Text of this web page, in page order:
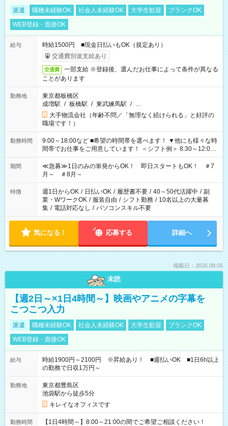
派遣 職種未経験OK 社会人未経験OK 大学生歓迎
ブランクOK
WEB登録・面接OK
給与
時給1500円 ■現金日払いもOK（規定あり）
交通費別途支給あり
交通費
一部支給 ※登録後、選んだお仕事によって条件が異なる
ことがあります
勤務地
東京都板橋区
成増駅 / 板橋駅 / 東武練馬駅 / …
大手物流会社（年齢不問／「無理なく続けられる」と好評の
職場です！）
勤務時間
9:00～18:00など ■希望の時間帯を選べます！ ▼他にも様々な時
間帯でお仕事をご用意しています！ ＜シフト例＞ 8:30～12:00
17:00～22:00 13:00～22:00 22:00～翌6:00 など
期間
≪急募≫1日のみの単発からOK！ 即日スタートもOK！ ＃7
月～ ＃8月～
特徴 週1日からOK / 日払いOK / 履歴書不要 / 40～50代活躍中 / 副
業・WワークOK / 服装自由 / シフト勤務 / 10名以上の大量募
集 / 電話対応なし / パソコンスキル不要
気になる！ 応募する 詳細へ
掲載日：2026.08.05
未読
【週2日～×1日4時間～】映画やアニメの字幕を
こつこつ入力
派遣 職種未経験OK 社会人未経験OK 大学生歓迎
ブランクOK
WEB登録・面接OK
給与
時給1900円～2100円 ※昇給あり！ ■週払いOK ■1日6h以上
の勤務で日収1万円～
勤務地
東京都豊島区
池袋駅から徒歩5分
キレイなオフィスです
勤務時間
【1日4時間～】8:00～21:00の間でご希望ご相談ください！